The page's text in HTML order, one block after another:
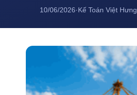
10/06/2026·Kế Toán Việt Hưng